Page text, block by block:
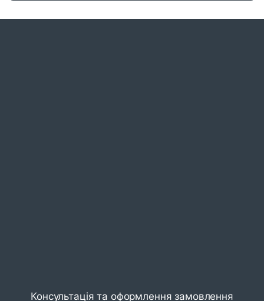
Консультація та оформлення замовлення